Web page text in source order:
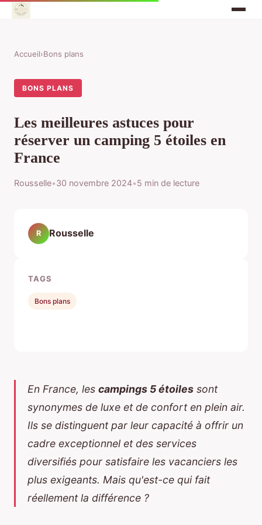
Accueil›Bons plans
BONS PLANS
Les meilleures astuces pour
réserver un camping 5 étoiles en
France
Rousselle•30 novembre 2024•5 min de lecture
En France, les campings 5 étoiles sont
synonymes de luxe et de confort en plein air.
Ils se distinguent par leur capacité à offrir un
cadre exceptionnel et des services
diversifiés pour satisfaire les vacanciers les
plus exigeants. Mais qu'est-ce qui fait
réellement la différence ?
R Rousselle
TAGS
Bons plans